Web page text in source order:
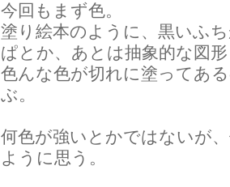
今回もまず色。
塗り絵本のように、黒いふ
ぱとか、あとは抽象的な図
色んな色が切れに塗ってあ
ぶ。
何色が強いとかではないが
ように思う。